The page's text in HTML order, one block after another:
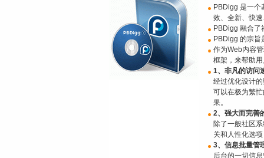
PBDigg 是一个
效、全新、快
PBDigg 融合了
PBDigg 的宗旨
作为Web内容
框架，来帮助
1、非凡的访问
经过优化设计
可以在极为繁
果。
2、强大而完善
除了一般社区
关和人性化选
3、信息批量管
后台的一切信